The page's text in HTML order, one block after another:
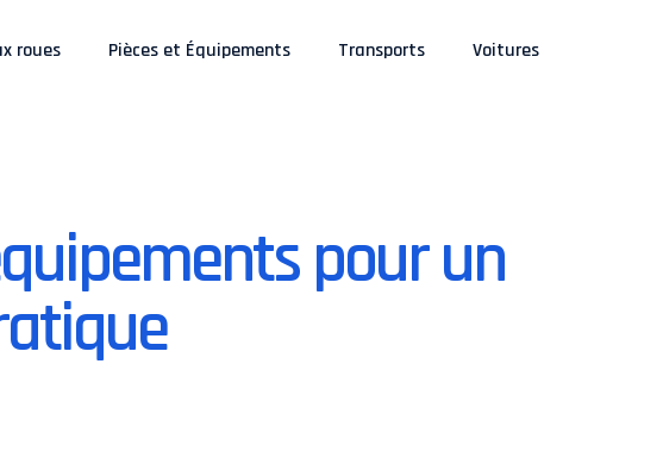
roues Pièces et Équipements Transports Voitures
pour un